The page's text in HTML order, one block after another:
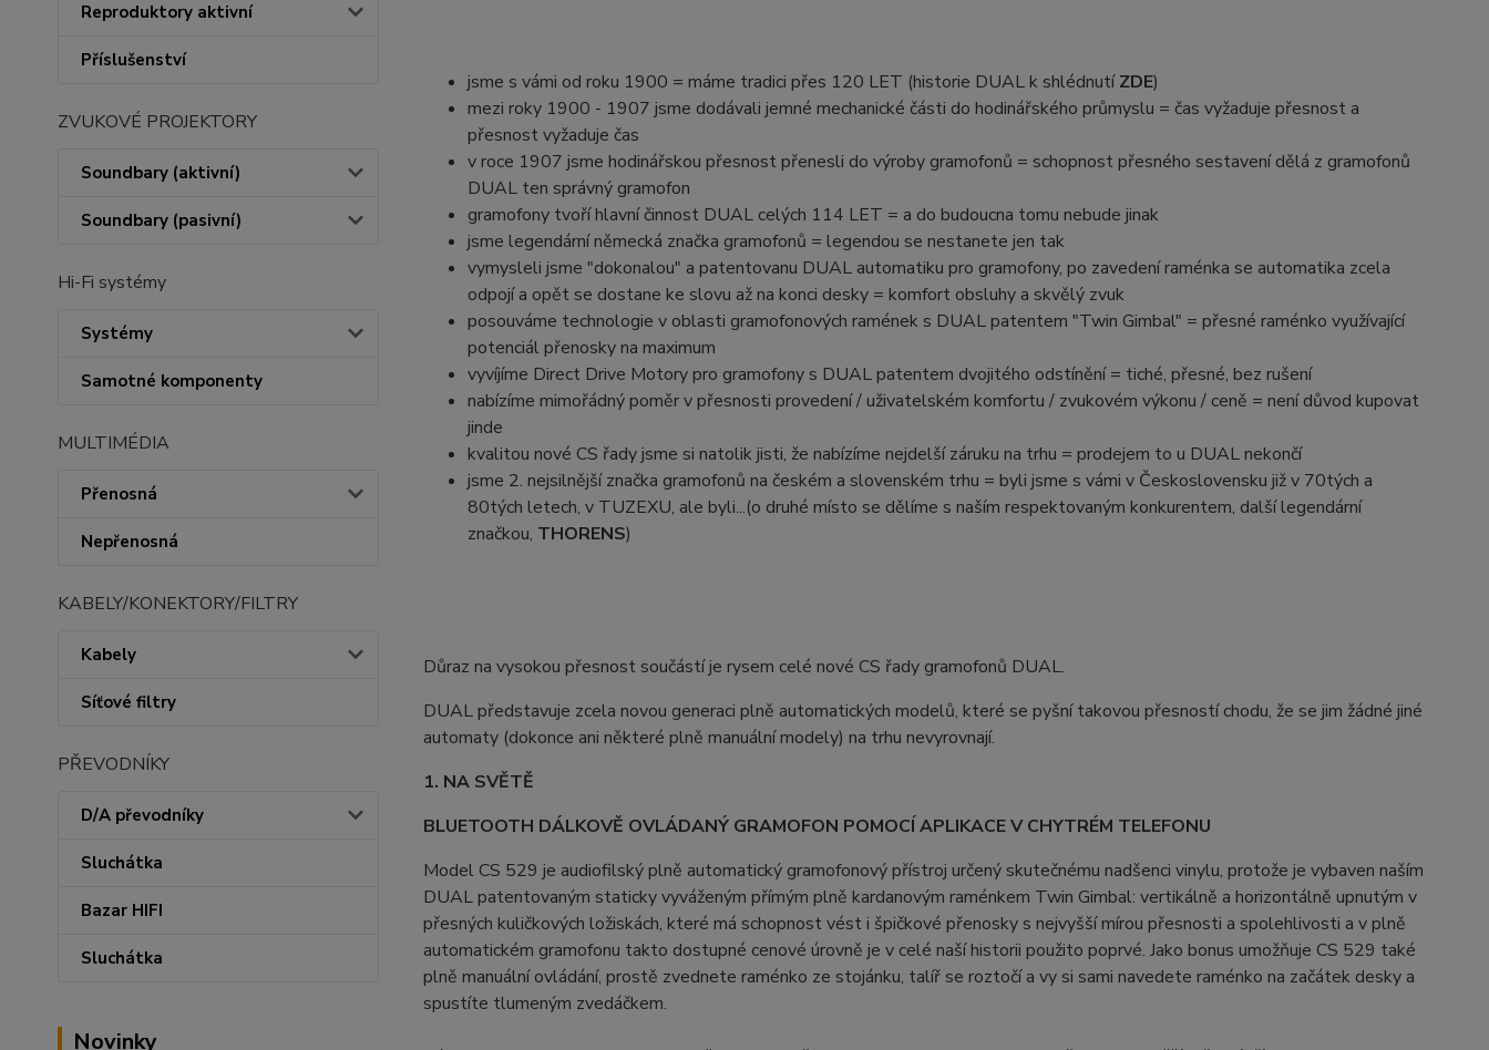
Reproduktory aktivní
Příslušenství
ZVUKOVÉ PROJEKTORY
Soundbary (aktivní)
Soundbary (pasivní)
Hi-Fi systémy
Systémy
Samotné komponenty
MULTIMÉDIA
Přenosná
Nepřenosná
KABELY/KONEKTORY/FILTRY
Kabely
Síťové filtry
PŘEVODNÍKY
D/A převodníky
Sluchátka
Bazar HIFI
Sluchátka
Novinky
jsme s vámi od roku 1900 = máme tradici přes 120 LET (historie DUAL k shlédnutíZDE)
mezi roky 1900 - 1907 jsme dodávali jemné mechanické části do hodinářského průmyslu = čas vyžaduje přesnost a
přesnost vyžaduje čas
v roce 1907 jsme hodinářskou přesnost přenesli do výroby gramofonů = schopnost přesného sestavení dělá z gramofonů
DUAL ten správný gramofon
gramofony tvoří hlavní činnost DUAL celých 114 LET = a do budoucna tomu nebude jinak
jsme legendární německá značka gramofonů = legendou se nestanete jen tak
vymysleli jsme "dokonalou" a patentovanu DUAL automatiku pro gramofony, po zavedení raménka se automatika zcela
odpojí a opět se dostane ke slovu až na konci desky = komfort obsluhy a skvělý zvuk
posouváme technologie v oblasti gramofonových ramének s DUAL patentem "Twin Gimbal" = přesné raménko využívající
potenciál přenosky na maximum
vyvíjíme Direct Drive Motory pro gramofony s DUAL patentem dvojitého odstínění = tiché, přesné, bez rušení
nabízíme mimořádný poměr v přesnosti provedení / uživatelském komfortu / zvukovém výkonu / ceně = není důvod kupovat
jinde
kvalitou nové CS řady jsme si natolik jisti, že nabízíme nejdelší záruku na trhu = prodejem to u DUAL nekončí
jsme 2. nejsilnější značka gramofonů na českém a slovenském trhu = byli jsme s vámi v Československu již v 70tých a
80tých letech, v TUZEXU, ale byli...(o druhé místo se dělíme s naším respektovaným konkurentem, další legendární
značkou, THORENS)
Důraz na vysokou přesnost součástí je rysem celé nové CS řady gramofonů DUAL.
DUAL představuje zcela novou generaci plně automatických modelů, které se pyšní takovou přesností chodu, že se jim žádné jiné
automaty (dokonce ani některé plně manuální modely) na trhu nevyrovnají.
1. NA SVĚTĚ
BLUETOOTH DÁLKOVĚ OVLÁDANÝ GRAMOFON POMOCÍ APLIKACE V CHYTRÉM TELEFONU
Model CS 529 je audiofilský plně automatický gramofonový přístroj určený skutečnému nadšenci vinylu, protože je vybaven naším
DUAL patentovaným staticky vyváženým přímým plně kardanovým raménkem Twin Gimbal: vertikálně a horizontálně upnutým v
přesných kuličkových ložiskách, které má schopnost vést i špičkové přenosky s nejvyšší mírou přesnosti a spolehlivosti a v plně
automatickém gramofonu takto dostupné cenové úrovně je v celé naší historii použito poprvé. Jako bonus umožňuje CS 529 také
plně manuální ovládání, prostě zvednete raménko ze stojánku, talíř se roztočí a vy si sami navedete raménko na začátek desky a
spustíte tlumeným zvedáčkem.